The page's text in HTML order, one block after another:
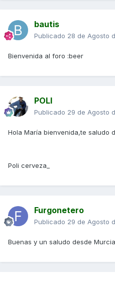
bautis
Publicado 28 de Agosto
Bienvenida al foro :beer
POLI
Publicado 29 de Agosto
Hola María bienvenida,te saludo
Poli cerveza_
Furgonetero
Publicado 29 de Agosto
Buenas y un saludo desde Murcia